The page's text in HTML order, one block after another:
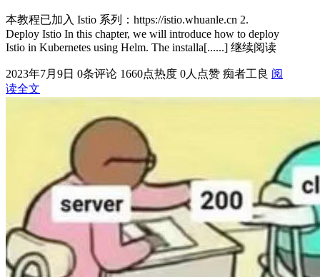
本教程已加入 Istio 系列：https://istio.whuanle.cn 2.
Deploy Istio In this chapter, we will introduce how to deploy
Istio in Kubernetes using Helm. The installa[......] 继续阅读
2023年7月9日 0条评论 1660点热度 0人点赞 痴者工良 阅
读全文